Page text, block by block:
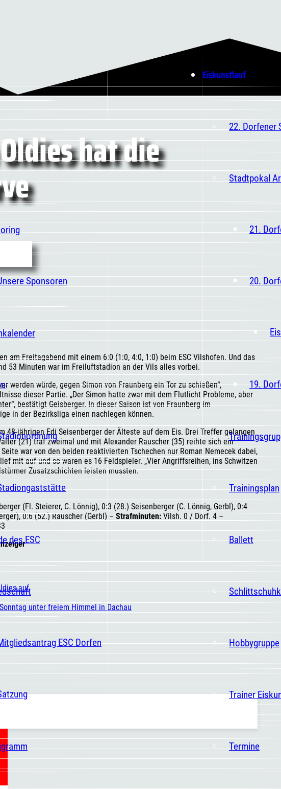
Eiskunstlauf
22. Dorfener
Stadtpokal
21.
20.
19.
Trainingsplan
Ballett
Hobbygruppe
Trainer
Termine
Sponsoren
des ESC
ESC Dorfen
hat die
am Freitagabend mit einem 6:0 (1:0, 4:0, 1:0) beim ESC Vilshofen. Und das
53 Minuten war im Freiluftstadion an der Vils alles vorbei.
werden würde, gegen Simon von Fraunberg ein Tor zu schießen“,
dieser Partie. „Der Simon hatte zwar mit dem Flutlicht Probleme, aber
bestätigt Geisberger. In dieser Saison ist von Fraunberg im
in der Bezirksliga einen nachlegen können.
48-jährigen Edi Seisenberger der Älteste auf dem Eis. Drei Treffer gelangen
(21) traf zweimal und mit Alexander Rauscher (35) reihte sich ein
war von den beiden reaktivierten Tschechen nur Roman Nemecek dabei,
mit auf und so waren es 16 Feldspieler. „Vier Angriffsreihen, ins Schwitzen
Zusatzschichten leisten mussten.
(Fl. Steierer, C. Lönnig), 0:3 (28.) Seisenberger (C. Lönnig, Gerbl), 0:4
0:6 (52.) Rauscher (Gerbl) – Strafminuten: Vilsh. 0 / Dorf. 4 –
auf
unter freiem Himmel in Dachau